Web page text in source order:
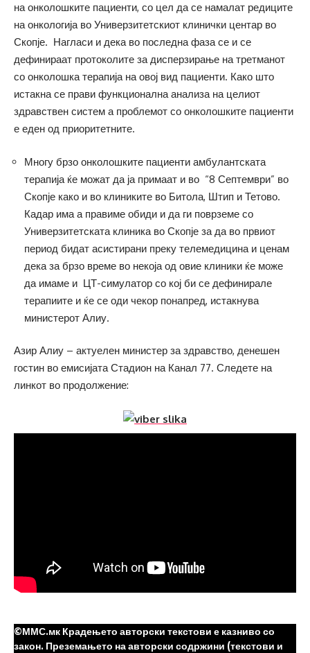
на онколошките пациенти, со цел да се намалат редиците
на онкологија во Универзитетскиот клинички центар во
Скопје. Нагласи и дека во последна фаза се и се
дефинираат протоколите за дисперзирање на третманот
со онколошка терапија на овој вид пациенти. Како што
истакна се прави функционална анализа на целиот
здравствен систем а проблемот со онколошките пациенти
е еден од приоритетните.
Многу брзо онколошките пациенти амбулантската
терапија ќе можат да ја примаат и во “8 Септември” во
Скопје како и во клиниките во Битола, Штип и Тетово.
Кадар има а правиме обиди и да ги поврземе со
Универзитетската клиника во Скопје за да во првиот
период бидат асистирани преку телемедицина и ценам
дека за брзо време во некоја од овие клиники ќе може
да имаме и ЦТ-симулатор со кој би се дефинирале
терапиите и ќе се оди чекор понапред, истакнува
министерот Алиу.
Азир Алиу – актуелен министер за здравство, денешен
гостин во емисијата Стадион на Канал 77. Следете на
линкот во продолжение:
©ММС.мк Крадењето авторски текстови е казниво со
закон. Преземањето на авторски содржини (текстови и